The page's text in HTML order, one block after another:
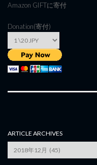
Amazon GIFTに寄付
Donation(寄付)
ARTICLE ARCHIVES
Archives